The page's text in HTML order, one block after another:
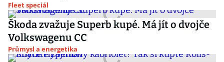
Fleet speciál
Škoda zvažuje Superb kupé. Má jít o dvojče
Volkswagenu CC
Průmysl a energetika